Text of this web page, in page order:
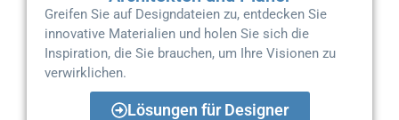
Greifen Sie auf Designdateien zu, entdecken Sie
innovative Materialien und holen Sie sich die
Inspiration, die Sie brauchen, um Ihre Visionen zu
verwirklichen.
Lösungen für Designer